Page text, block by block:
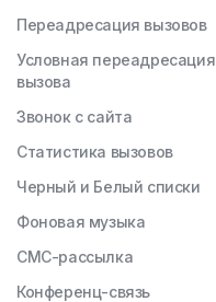
Переадресация вызовов
Условная переадресация
вызова
Звонок с сайта
Статистика вызовов
Черный и Белый списки
Фоновая музыка
СМС-рассылка
Конференц-связь